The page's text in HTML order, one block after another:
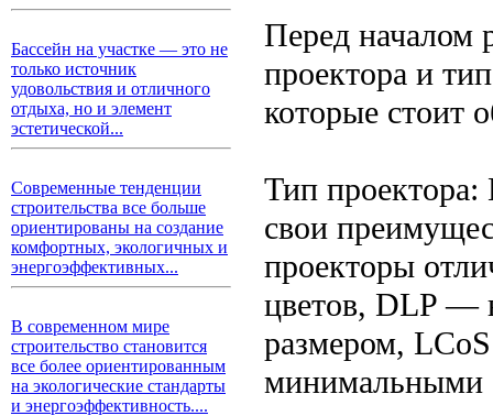
Бассейн на участке — это не
только источник
удовольствия и отличного
отдыха, но и элемент
эстетической...
Современные тенденции
строительства все больше
ориентированы на создание
комфортных, экологичных и
энергоэффективных...
В современном мире
строительство становится
все более ориентированным
на экологические стандарты
и энергоэффективность....
Перед началом
проектора и
которые стоит
Тип
свои
проекторы
цветов, DLP —
размером,
минимальными